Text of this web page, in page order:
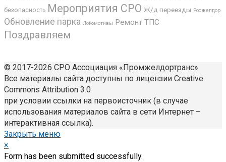
безопасность Мероприятия СРО Ж/д переезды Росжелдор
Обновление парка Локомотивы Ремонт ТПС
Поздравляем
© 2017-2026 СРО Ассоциация «Промжелдортранс»
Все материалы сайта доступны по лицензии Creative
Commons Attribution 3.0
при условии ссылки на первоисточник (в случае
использования материалов сайта в сети Интернет –
интерактивная ссылка).
Закрыть меню
×
Form has been submitted successfully.